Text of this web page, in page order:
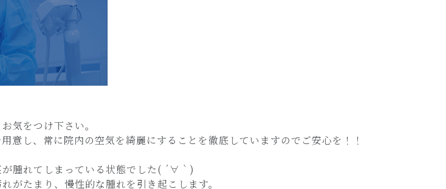
気をつけ下さい。
し、常に院内の空気を綺麗にすることを徹底していますのでご安心を！！
腫れてしまっている状態でした( ´∀｀)
がたまり、慢性的な腫れを引き起こします。